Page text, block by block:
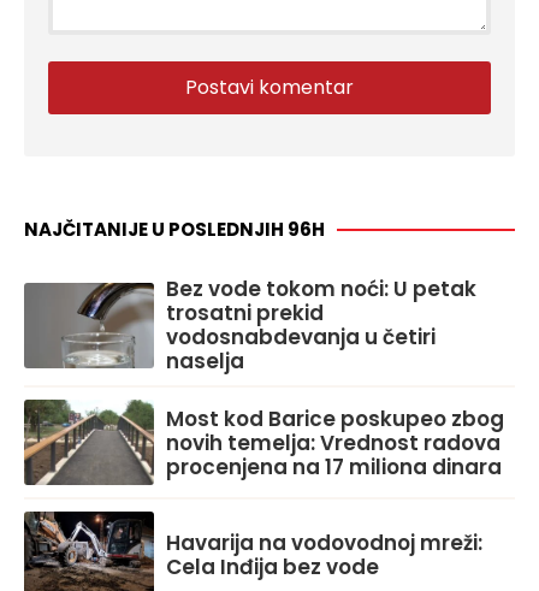
NAJČITANIJE U POSLEDNJIH 96H
Bez vode tokom noći: U petak
trosatni prekid
vodosnabdevanja u četiri
naselja
Most kod Barice poskupeo zbog
novih temelja: Vrednost radova
procenjena na 17 miliona dinara
Havarija na vodovodnoj mreži:
Cela Inđija bez vode